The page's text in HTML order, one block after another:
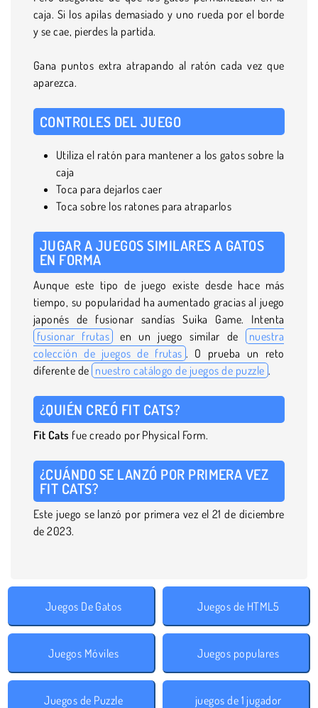
caja. Si los apilas demasiado y uno rueda por el borde
y se cae, pierdes la partida.
Gana puntos extra atrapando al ratón cada vez que
aparezca.
CONTROLES DEL JUEGO
Utiliza el ratón para mantener a los gatos sobre la
caja
Toca para dejarlos caer
Toca sobre los ratones para atraparlos
JUGAR A JUEGOS SIMILARES A GATOS
EN FORMA
Aunque este tipo de juego existe desde hace más
tiempo, su popularidad ha aumentado gracias al juego
japonés de fusionar sandías Suika Game. Intenta
fusionar frutas
en un juego similar de
nuestra
colección de juegos de frutas . O prueba un reto
diferente de nuestro catálogo de juegos de puzzle .
¿QUIÉN CREÓ FIT CATS?
Fit Cats fue creado por Physical Form.
¿CUÁNDO SE LANZÓ POR PRIMERA VEZ
FIT CATS?
Este juego se lanzó por primera vez el 21 de diciembre
de 2023.
Juegos De Gatos Juegos de HTML5
Juegos Móviles Juegos populares
Juegos de Puzzle juegos de 1 jugador